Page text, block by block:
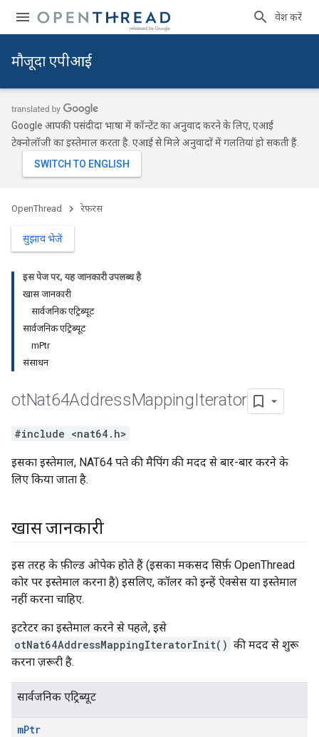
प्रवेश करें
मौजूदा एपीआई
Google आपकी पसंदीदा भाषा में कॉन्टेंट का अनुवाद करने के लिए, एआई
टेक्नोलॉजी का इस्तेमाल करता है. एआई से मिले अनुवादों में गलतियां हो सकती हैं.
OpenThread रेफ़रंस
सुझाव भेजें
इस पेज पर, यह जानकारी उपलब्ध है
खास जानकारी
सार्वजनिक एट्रिब्यूट
सार्वजनिक एट्रिब्यूट
mPtr
संसाधन
otNat64AddressMappingIterator
#include <nat64.h>
इसका इस्तेमाल, NAT64 पते की मैपिंग की मदद से बार-बार करने के
लिए किया जाता है.
खास जानकारी
इस तरह के फ़ील्ड ओपेक होते हैं (इसका मकसद सिर्फ़ OpenThread
कोर पर इस्तेमाल करना है) इसलिए, कॉलर को इन्हें ऐक्सेस या इस्तेमाल
नहीं करना चाहिए.
इटरेटर का इस्तेमाल करने से पहले, इसे
otNat64AddressMappingIteratorInit() की मदद से शुरू
करना ज़रूरी है.
सार्वजनिक एट्रिब्यूट
mPtr